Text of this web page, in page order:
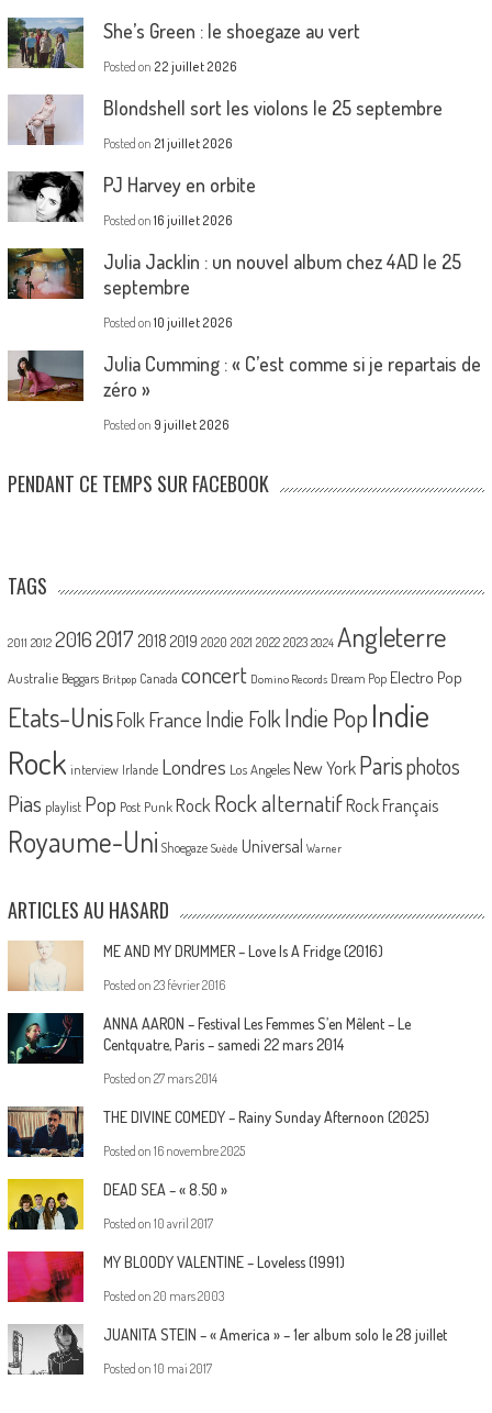
She’s Green : le shoegaze au vert
Posted on 22 juillet 2026
Blondshell sort les violons le 25 septembre
Posted on 21 juillet 2026
PJ Harvey en orbite
Posted on 16 juillet 2026
Julia Jacklin : un nouvel album chez 4AD le 25
septembre
Posted on 10 juillet 2026
Julia Cumming : « C’est comme si je repartais de
zéro »
Posted on 9 juillet 2026
PENDANT CE TEMPS SUR FACEBOOK
TAGS
2011 2012 20162017 2018 2019 2020 2021 2022 2023 2024 Angleterre
Australie Beggars Britpop Canada concert Domino Records Dream Pop Electro Pop
Etats-UnisFolk France Indie FolkIndie PopIndie
Rock interview Irlande Londres Los Angeles New York Parisphotos
Pias playlist Pop Post Punk Rock Rock alternatif Rock Français
Royaume-Uni Shoegaze Suède Universal Warner
ARTICLES AU HASARD
ME AND MY DRUMMER – Love Is A Fridge (2016)
Posted on 23 février 2016
ANNA AARON – Festival Les Femmes S’en Mêlent – Le
Centquatre, Paris – samedi 22 mars 2014
Posted on 27 mars 2014
THE DIVINE COMEDY – Rainy Sunday Afternoon (2025)
Posted on 16 novembre 2025
DEAD SEA – « 8.50 »
Posted on 10 avril 2017
MY BLOODY VALENTINE – Loveless (1991)
Posted on 20 mars 2003
JUANITA STEIN – « America » – 1er album solo le 28 juillet
Posted on 10 mai 2017